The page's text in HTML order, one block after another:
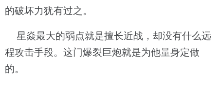
的破坏力犹有过之。
星焱最大的弱点就是擅长近战，却没有什么远
程攻击手段。这门爆裂巨炮就是为他量身定做
的。